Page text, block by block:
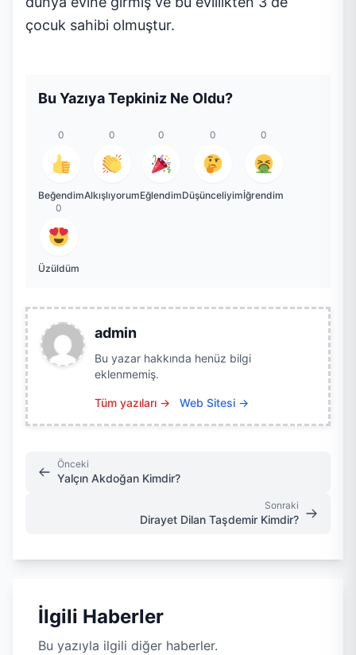
çocuk sahibi olmuştur.
Bu Yazıya Tepkiniz Ne Oldu?
0
Beğendim
0
Alkışlıyorum
0
Eğlendim
0
Düşünceliyim
0
İğrendim
0
Üzüldüm
admin
Bu yazar hakkında henüz bilgi
eklenmemiş.
Tüm yazıları → Web Sitesi →
Önceki
Yalçın Akdoğan Kimdir?
Sonraki
Dirayet Dilan Taşdemir Kimdir?
İlgili Haberler
Bu yazıyla ilgili diğer haberler.